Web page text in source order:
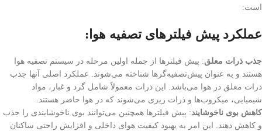
است:
عملکرد پیش فیلترهای تصفیه هوا:
جذب ذرات معلق: پیش فیلترها از جمله اولین مرحله در سیستم تصفیه هوا
هستند و به عنوان پیش‌تصفیه‌گرها شناخته می‌شوند. عملکرد اصلی آنها جذب
ذرات معلق در هوا می‌باشد. این ذرات معمولاً شامل گرد و غبار، مواد
شیمیایی، میکروب‌ها و ذرات ریزی می‌شوند که در هوا حاضر هستند.
کاهش بوی ناخوشایند: پیش فیلترها همچنین می‌توانند بوی ناخوشایندی را جذب
و کاهش دهند. این امر به بهبود کیفیت هوای داخلی و افزایش راحتی ساکنان